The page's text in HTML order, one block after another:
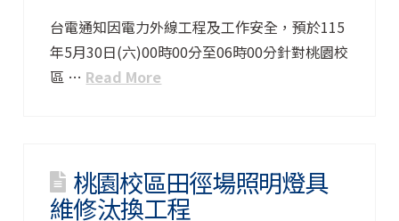
台電通知因電力外線工程及工作安全，預於115
年5月30日(六)00時00分至06時00分針對桃園校
區 … Read More
桃園校區田徑場照明燈具
維修汰換工程